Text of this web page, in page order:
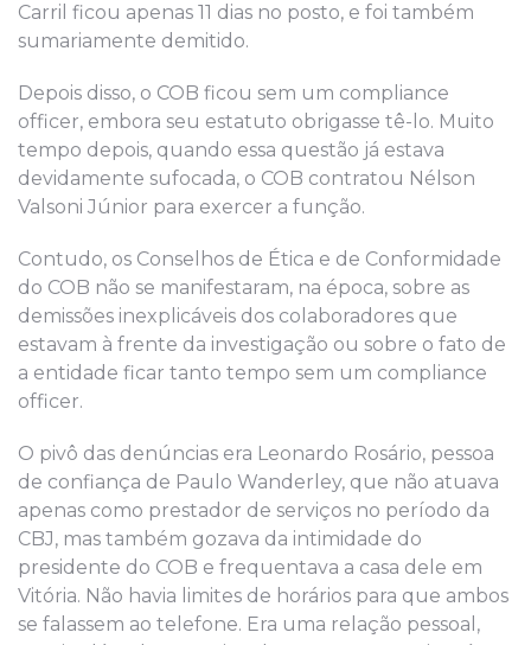
Carril ficou apenas 11 dias no posto, e foi também
sumariamente demitido.
Depois disso, o COB ficou sem um compliance
officer, embora seu estatuto obrigasse tê-lo. Muito
tempo depois, quando essa questão já estava
devidamente sufocada, o COB contratou N é lson
Valsoni Júnior para exercer a função.
Contudo, os Conselhos de Ética e de Conformidade
do COB não se manifestaram, na época, sobre as
demissões inexplicáveis d os colaboradores que
estavam à frente da investigação ou sobre o fato de
a entidade ficar tanto tempo sem um compliance
officer.
O pivô das denúncias era Leonardo Rosário, pessoa
de confiança de Paulo Wanderley, que não atuava
apenas como prestador de serviços no período da
CBJ, mas também gozava da intimidade do
presidente do COB e frequentava a casa dele em
Vitória. Não havia limites de horários para que ambos
se falassem ao telefone. Era uma relação pessoal,